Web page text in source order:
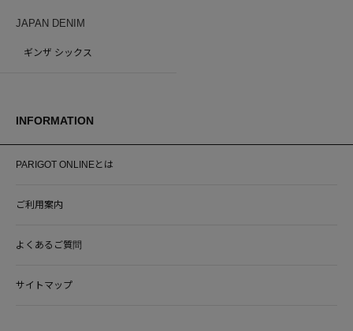
JAPAN DENIM
ギンザ シックス
INFORMATION
PARIGOT ONLINEとは
ご利用案内
よくあるご質問
サイトマップ